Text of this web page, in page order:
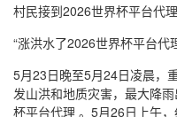
村民接到2026世界杯平台代理
“涨洪水了2026世界杯平台代
5月23日晚至5月24日凌晨，
发山洪和地质灾害，最大降
杯平台代理 。5月26日上午